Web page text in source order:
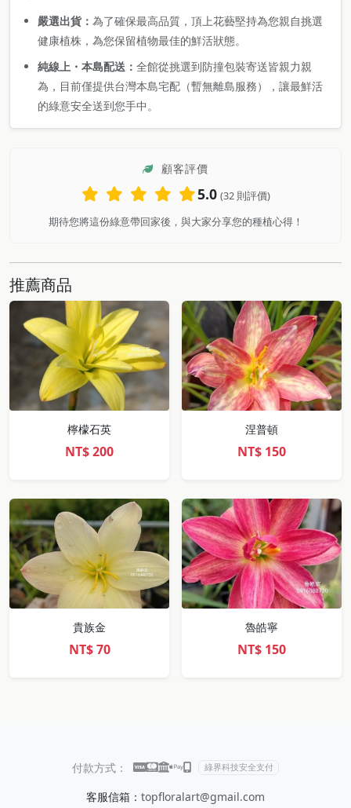
嚴選出貨：為了確保最高品質，頂上花藝堅持為您親自挑選
健康植株，為您保留植物最佳的鮮活狀態。
純線上・本島配送：全館從挑選到防撞包裝寄送皆親力親
為，目前僅提供台灣本島宅配（暫無離島服務），讓最鮮活
的綠意安全送到您手中。
顧客評價
5.0 (32 則評價)
期待您將這份綠意帶回家後，與大家分享您的種植心得！
推薦商品
檸檬石英
NT$200
涅普頓
NT$ 150
貴族金
NT$70
魯皓寧
NT$ 150
付款方式： 綠界科技安全支付
客服信箱： topfloralart@gmail.com